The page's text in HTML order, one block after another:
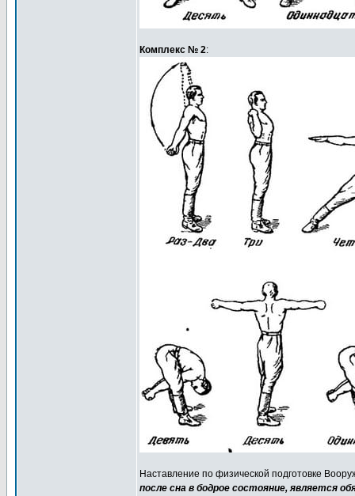
Комплекс № 2:
Наставление по физической подготовке
после сна в бодрое состояние, является